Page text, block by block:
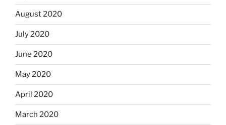
August 2020
July 2020
June 2020
May 2020
April 2020
March 2020